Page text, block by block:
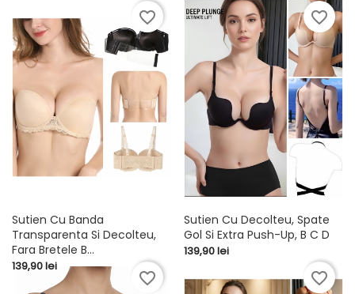
Sutien Cu Banda
Transparenta Si Decolteu,
Fara Bretele B...
Pret
139,90 lei
favorite_border
Sutien Cu Decolteu, Spate
Gol Si Extra Push-Up, B C D
Pret
139,90 lei
favorite_border
favorite_border favorite_border